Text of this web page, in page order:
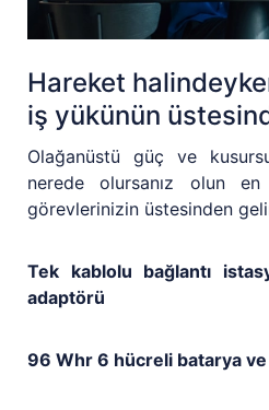
Hareket
iş yükünün
Olağanüstü güç ve
nerede olursanız olun
görevlerinizin üstesinden
Tek kablolu bağlantı
adaptörü
96 Whr 6 hücreli batarya